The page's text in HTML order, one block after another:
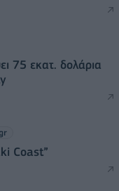
75 εκατ. δολάρια
Coast”